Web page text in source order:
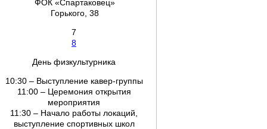
ФОК «Спартаковец»
Горького, 38
7
8
День физкультурника
10:30 – Выступление кавер-группы
11:00 – Церемония открытия
мероприятия
11:30 – Начало работы локаций,
выступление спортивных школ